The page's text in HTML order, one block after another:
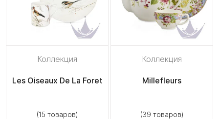
Коллекция
Les Oiseaux De La Foret
(15 товаров)
Коллекция
Millefleurs
(39 товаров)